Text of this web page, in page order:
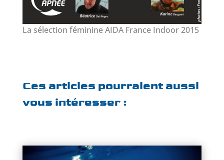
La sélection féminine AIDA France Indoor 2015
Ces articles pourraient aussi
vous intéresser :